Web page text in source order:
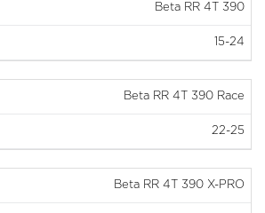
Beta RR 4T 390
15-24
Beta RR 4T 390 Race
22-25
Beta RR 4T 390 X-PRO